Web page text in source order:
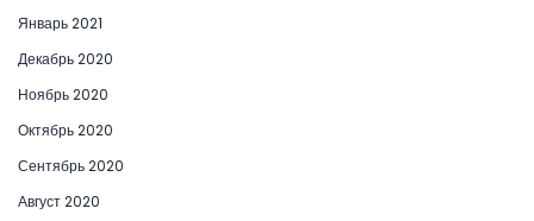
Январь 2021
Декабрь 2020
Ноябрь 2020
Октябрь 2020
Сентябрь 2020
Август 2020